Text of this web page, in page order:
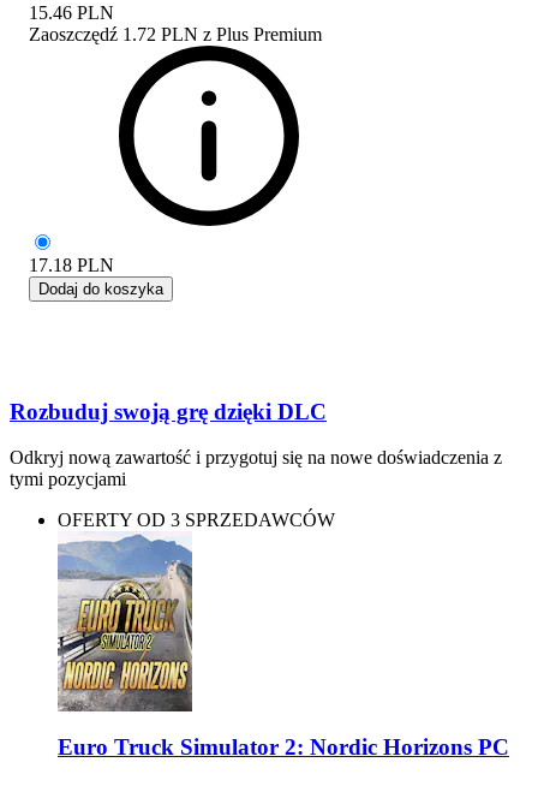
15.46 PLN
Zaoszczędź 1.72 PLN z Plus Premium
17.18 PLN
Dodaj do koszyka
Rozbuduj swoją grę dzięki DLC
Odkryj nową zawartość i przygotuj się na nowe doświadczenia z
tymi pozycjami
OFERTY OD 3 SPRZEDAWCÓW
Euro Truck Simulator 2: Nordic Horizons PC